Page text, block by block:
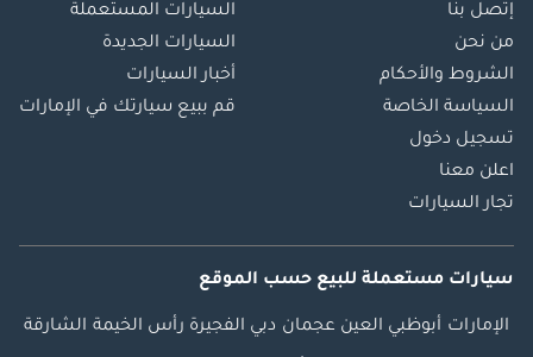
إتصل بنا
من نحن
الشروط والأحكام
السياسة الخاصة
تسجيل دخول
اعلن معنا
تجار السيارات
السيارات المستعملة
السيارات الجديدة
أخبار السيارات
قم ببيع سيارتك في الإمارات
سيارات مستعملة للبيع حسب الموقع
الإمارات أبوظبي العين عجمان دبي الفجيرة رأس الخيمة الشارقة